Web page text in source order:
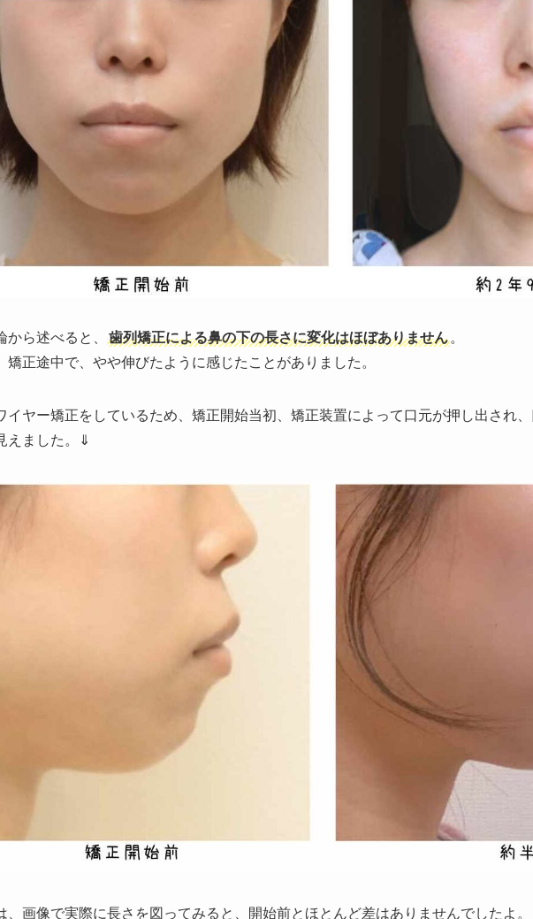
から述べると、 歯列矯正による鼻の下の長さに変化はほぼありません。
矯正途中で、やや伸びたように感じたことがありました。
イヤー矯正をしているため、矯正開始当初、矯正装置によって口元が押し出され、
えました。⇓
、画像で実際に長さを図ってみると、開始前とほとんど差はありませんでしたよ。